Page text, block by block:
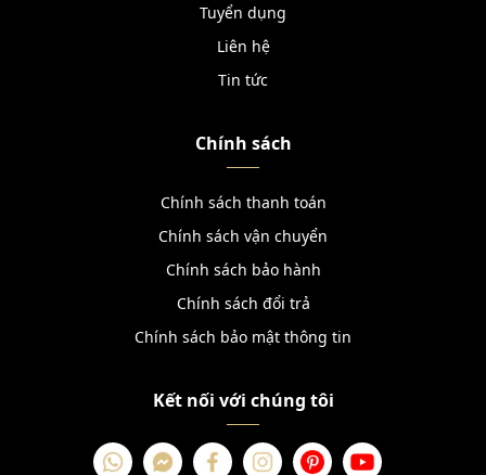
Tuyển dụng
Liên hệ
Tin tức
Chính sách
Chính sách thanh toán
Chính sách vận chuyển
Chính sách bảo hành
Chính sách đổi trả
Chính sách bảo mật thông tin
Kết nối với chúng tôi